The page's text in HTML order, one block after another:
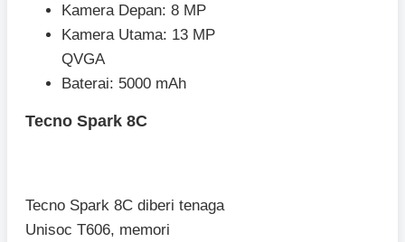
Kamera Depan: 8 MP
Kamera Utama: 13 MP
QVGA
Baterai: 5000 mAh
Tecno Spark 8C
Tecno Spark 8C diberi tenaga
Unisoc T606, memori